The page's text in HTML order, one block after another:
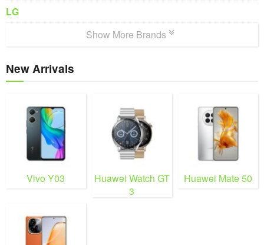
LG
Show More Brands
New Arrivals
Vivo Y03
Huawei Watch GT
3
Huawei Mate 50